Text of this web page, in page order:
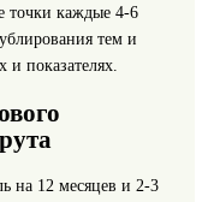
точки каждые 4-6
тем и
показателях.
на 12 месяцев и 2-3